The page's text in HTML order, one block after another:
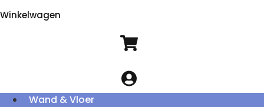
Winkelwagen
Wand & Vloer